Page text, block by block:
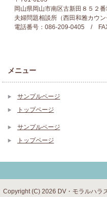
岡山県岡山市南区古新田８５２番
夫婦問題相談所（西田和雅カウン
電話番号：086-209-0405 /
メニュー
サンプルページ
トップページ
サンプルページ
トップページ
Copyright (C) 2026 DV・モラルハラ